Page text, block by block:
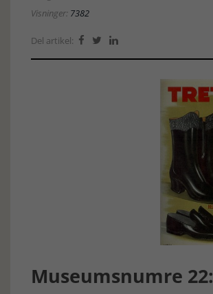
Visninger: 7382
Del artikel:   
Museumsnumre 22: